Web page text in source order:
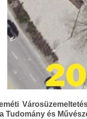
Tudomány és